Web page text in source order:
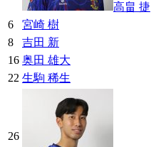
高畠 捷
6
宮崎 樹
8
吉田 新
16 奥田 雄大
22 生駒 稀生
26